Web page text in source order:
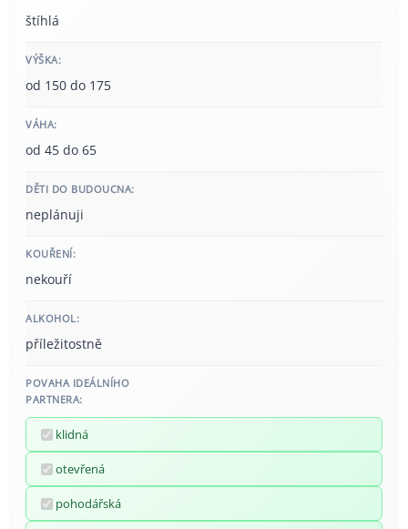
štíhlá
VÝŠKA:
od 150 do 175
VÁHA:
od 45 do 65
DĚTI DO BUDOUCNA:
neplánuji
KOUŘENÍ:
nekouří
ALKOHOL:
příležitostně
POVAHA IDEÁLNÍHO
PARTNERA:
klidná
otevřená
pohodářská